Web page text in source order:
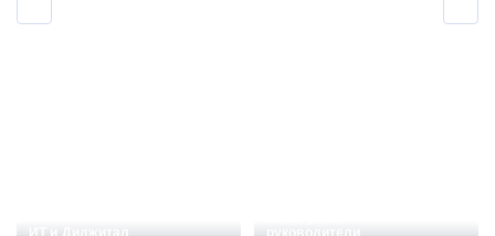
ИТ и Диджитал
руководители